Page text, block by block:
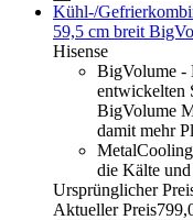
Kühl-/
59,5 cm breit
Hisense
BigVolume -
entwickelten
BigVolume
damit mehr
die Kälte und
Ursprünglicher
Aktueller Preis